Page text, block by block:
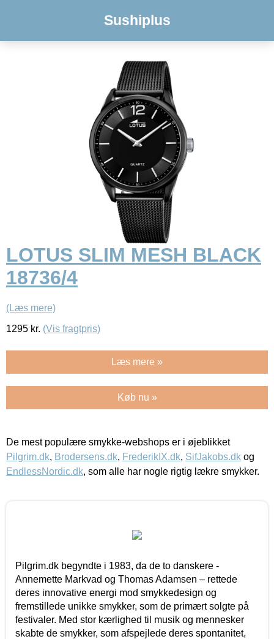
Sushiplus
LOTUS SLIM MESH BLACK
18736/4
(Læs mere)
1295 kr. (Vis fragtpris)
Læs mere »
Køb nu »
De mest populære smykke-webshops er i øjeblikket
Pilgrim.dk, Brodersens.dk, FrederikIX.dk, SifJakobs.dk og
EndlessNordic.dk, som alle har nogle rigtig lækre smykker.
Pilgrim.dk begyndte i 1983, da de to danskere -
Annemette Markvad og Thomas Adamsen – rettede
deres innovative energi mod smykkedesign og
fremstillede unikke smykker, som de primært solgte på
festivaler. Med stor kærlighed til musik og mennesker
skabte de smykker, som afspejlede deres spontanitet,